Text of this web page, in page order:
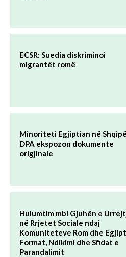
ECSR: Suedia diskriminoi
migrantët romë
Minoriteti Egjiptian në
DPA ekspozon dokumente
origjinale
Hulumtim mbi Gjuhën e
në Rrjetet Sociale ndaj
Komuniteteve Rom dhe
Format, Ndikimi dhe Sfidat e
Parandalimit